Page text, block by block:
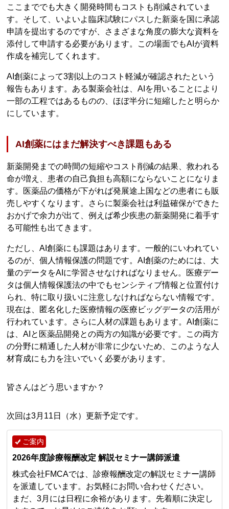
ここまででも大きく開発時間もコストも削減されていま
す。そして、いよいよ臨床試験にパスした新薬を国に承認
申請を提出するのですが、さまざまな角度の膨大な資料を
添付して申請する必要があります。この場面でもAIが資料
作成を補完してくれます。
AI創薬によって3割以上のコスト軽減が確認されたという
報告もあります。ある製薬会社は、AIを用いることにより
一部の工程ではあるものの、ほぼ半分に短縮したと明らか
にしています。
AI創薬にはまだ解決すべき課題もある
新薬開発までの時間の短縮やコスト削減の結果、救われる
命が増え、患者の自己負担も高額にならないことになりま
す。医薬品の価格が下がれば発展途上国などの患者にも販
売しやすくなります。さらに製薬会社は利益確保ができた
おかげで余力が出て、例えば希少疾患の新薬開発に着手す
る可能性も出てきます。
ただし、AI創薬にも課題はあります。一般的にいわれてい
るのが、個人情報保護の問題です。AI創薬のためには、大
量のデータをAIに学習させなければなりません。医療デー
タは個人情報保護法の中でもセンシティブ情報と位置付け
られ、特に取り扱いに注意しなければならない情報です。
現在は、匿名化した医療情報の医療ビッグデータの活用が
行われています。さらに人材の課題もあります。AI創薬に
は、AIと医薬品開発との両方の知識が必要です。この両方
の分野に精通した人材が非常に少ないため、このような人
材育成にも力を注いでいく必要があります。
皆さんはどう思いますか？
次回は3月11日（水）更新予定です。
ご案内
2026年度診療報酬改定 解説セミナー講師派遣
株式会社FMCAでは、診療報酬改定の解説セミナー講師
を派遣しています。お気軽にお問い合わせください。
まだ、3月には日程に余裕があります。先着順に決定し